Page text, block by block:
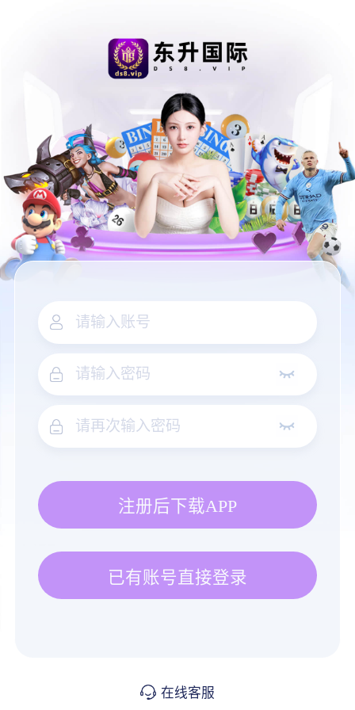
注册后下载APP
已有账号直接登录
在线客服